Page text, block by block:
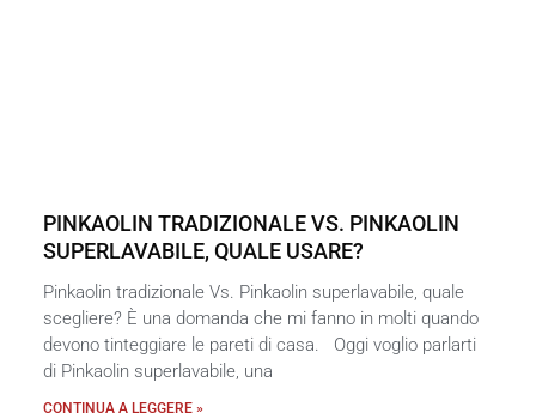
PINKAOLIN TRADIZIONALE VS. PINKAOLIN
SUPERLAVABILE, QUALE USARE?
Pinkaolin tradizionale Vs. Pinkaolin superlavabile, quale
scegliere? È una domanda che mi fanno in molti quando
devono tinteggiare le pareti di casa. Oggi voglio parlarti
di Pinkaolin superlavabile, una
CONTINUA A LEGGERE »